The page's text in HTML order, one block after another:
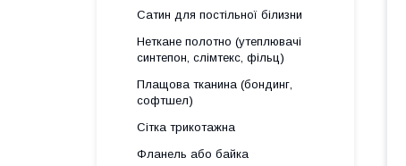
Сатин для постільної білизни
Неткане полотно (утеплювачі
синтепон, слімтекс, фільц)
Плащова тканина (бондинг,
софтшел)
Сітка трикотажна
Фланель або байка